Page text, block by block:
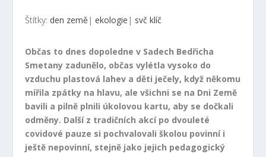
Štítky: den země |ekologie | svč klíč
Občas to dnes dopoledne v Sadech Bedřicha
Smetany zadunělo, občas vylétla vysoko do
vzduchu plastová lahev a děti ječely, když někomu
mířila zpátky na hlavu, ale všichni se na Dni Země
bavili a pilně plnili úkolovou kartu, aby se dočkali
odměny. Další z tradičních akcí po dvouleté
covidové pauze si pochvalovali školou povinní i
ještě nepovinní, stejně jako jejich pedagogický